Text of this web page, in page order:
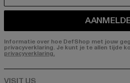
Informatie over hoe DefShop met jouw
privacyverklaring. Je kunt je te allen tijde
privacyverklaring.